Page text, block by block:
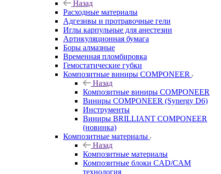
Назад
Расходные материалы
Адгезивы и протравочные гели
Иглы карпульные для анестезии
Артикуляционная бумага
Боры алмазные
Временная пломбировка
Гемостатические губки
Композитные виниры COMPONEER
Назад
Композитные виниры COMPONEER
Виниры COMPONEER (Synergy D6)
Инструменты
Виниры BRILLIANT COMPONEER
(новинка)
Композитные материалы
Назад
Композитные материалы
Композитные блоки CAD/СAM
технология